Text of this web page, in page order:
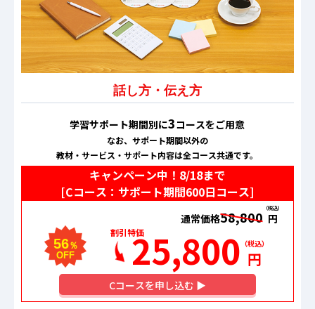
話し方・伝え方
学習サポート期間別に3コースをご用意
なお、サポート期間以外の
教材・サービス・サポート内容は全コース共通です。
キャンペーン中！ 8/18まで
[Cコース：サポート期間600日コース]
56％
OFF
通常価格58,800 円
（税込）
割引特価25,800 円
（税込）
Cコースを申し込む ▶